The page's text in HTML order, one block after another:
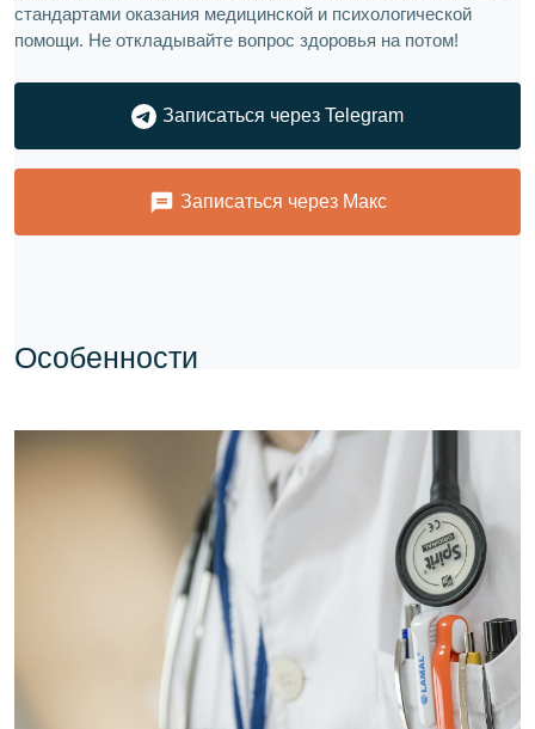
стандартами оказания медицинской и психологической
помощи. Не откладывайте вопрос здоровья на потом!
Записаться через Telegram
Записаться через Макс
Особенности